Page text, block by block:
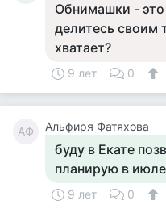
Обнимашки -
делитесь своим
хватает?
9 лет 0
АФ Альфиря Фатяхова
буду в Екате
планирую в
9 лет 0